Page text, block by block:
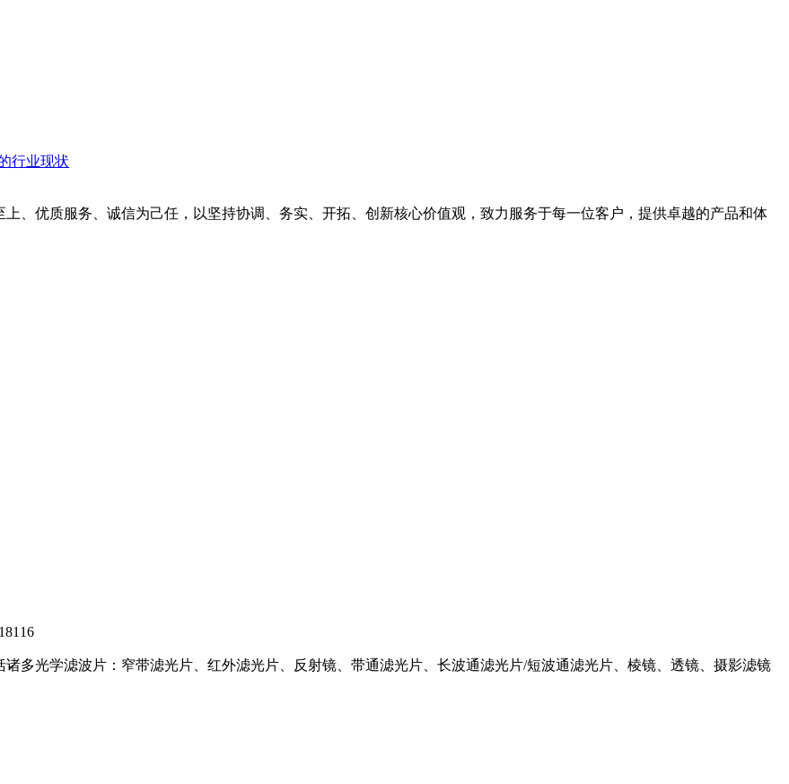
行业现状
、优质服务、诚信为己任，以坚持协调、务实、开拓、创新核心价值观，致力服务于每一位客户，提供卓越的产品和体
多光学滤波片：窄带滤光片、红外滤光片、反射镜、带通滤光片、长波通滤光片/短波通滤光片、棱镜、透镜、摄影滤镜